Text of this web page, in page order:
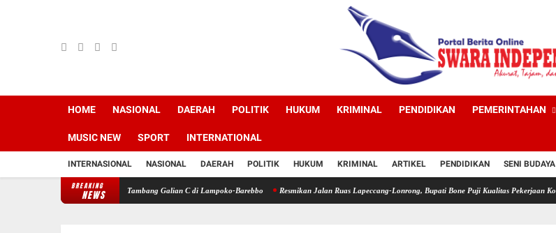
HOME NASIONAL DAERAH POLITIK HUKUM KRIMINAL PENDIDIKAN PEMERINTAHAN
MUSICNEW SPORT INTERNATIONAL
INTERNASIONAL NASIONAL DAERAH POLITIK HUKUM KRIMINAL ARTIKEL PENDIDIKAN SENI BUDAYA
BREAKING
NEWS
Tertimbun Longsoran Tambang Galian C di Lampoko-Barebbo Resmikan Jalan Ruas Lapeccang-Lonrong, Bupati Bone Puji Kualitas Pekerjaan Kontraktor